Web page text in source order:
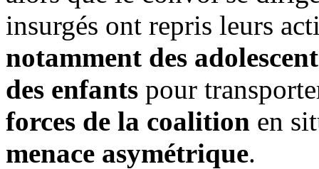
insurgés ont repris leurs
notamment des
des enfants pour
forces de la coalition en
menace asymétrique.